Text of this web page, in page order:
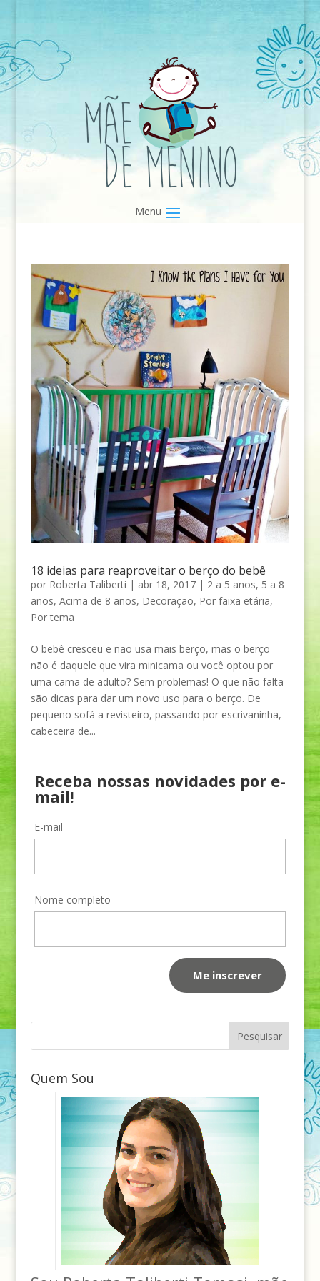
18 ideias para reaproveitar o berço do bebê
por Roberta Taliberti | abr 18, 2017| 2 a 5 anos, 5 a 8
anos, Acima de 8 anos, Decoração, Por faixa etária,
Por tema
O bebê cresceu e não usa mais berço, mas o berço
não é daquele que vira minicama ou você optou por
uma cama de adulto? Sem problemas! O que não falta
são dicas para dar um novo uso para o berço. De
pequeno sofá a revisteiro, passando por escrivaninha,
cabeceira de...
Receba nossas novidades por e-
mail!
E-mail
Nome completo
Quem Sou